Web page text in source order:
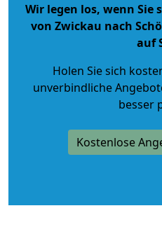
Wir legen los, wenn Sie
von Zwickau nach
auf
Holen Sie sich
unverbindliche
besser
Kostenlose